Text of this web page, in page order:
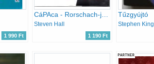
1 990 Ft
CáPAca - Rorschach-játszmák
Steven Hall
1 190 Ft
Tűzgyújtó
Stephen King
PARTNER